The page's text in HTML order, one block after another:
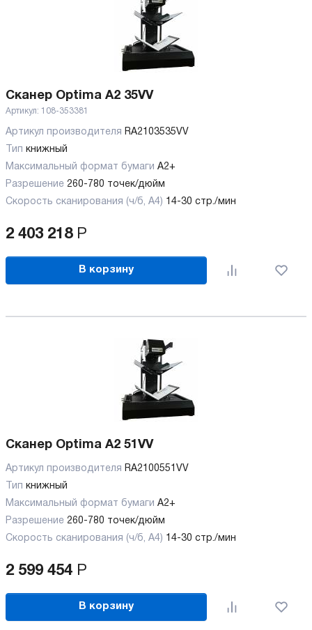
Сканер Optima A2 35VV
Артикул: 108-353381
Артикул производителя RA2103535VV
Тип книжный
Максимальный формат бумаги А2+
Разрешение 260-780 точек/дюйм
Скорость сканирования (ч/б, А4) 14-30 стр./мин
2 403 218 Р
В корзину
Сканер Optima A2 51VV
Артикул производителя RA2100551VV
Тип книжный
Максимальный формат бумаги А2+
Разрешение 260-780 точек/дюйм
Скорость сканирования (ч/б, А4) 14-30 стр./мин
2 599 454 Р
В корзину